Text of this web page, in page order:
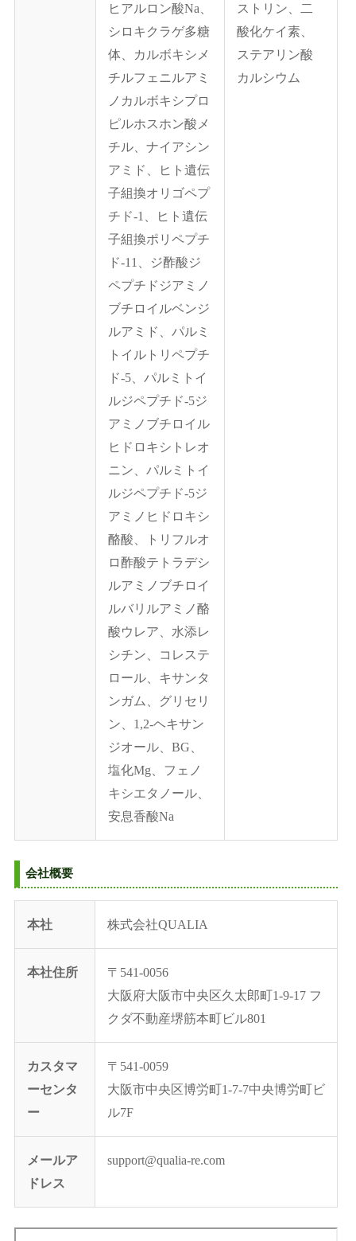
ヒアルロン酸Na、
シロキクラゲ多糖
体、カルボキシメ
チルフェニルアミ
ノカルボキシプロ
ピルホスホン酸メ
チル、ナイアシン
アミド、ヒト遺伝
子組換オリゴペプ
チド-1、ヒト遺伝
子組換ポリペプチ
ド-11、ジ酢酸ジ
ペプチドジアミノ
ブチロイルベンジ
ルアミド、パルミ
トイルトリペプチ
ド-5、パルミトイ
ルジペプチド-5ジ
アミノブチロイル
ヒドロキシトレオ
ニン、パルミトイ
ルジペプチド-5ジ
アミノヒドロキシ
酪酸、トリフルオ
ロ酢酸テトラデシ
ルアミノブチロイ
ルバリルアミノ酪
酸ウレア、水添レ
シチン、コレステ
ロール、キサンタ
ンガム、グリセリ
ン、1,2-ヘキサン
ジオール、BG、
塩化Mg、フェノ
キシエタノール、
安息香酸Na
ストリン、二
酸化ケイ素、
ステアリン酸
カルシウム
会社概要
本社 株式会社QUALIA
本社住所
〒541-0056
大阪府大阪市中央区久太郎町1-9-17 フ
クダ不動産堺筋本町ビル801
カスタマ
ーセンタ
ー
〒541-0059
大阪市中央区博労町1-7-7中央博労町ビ
ル7F
メールア
ドレス
support@qualia-re.com